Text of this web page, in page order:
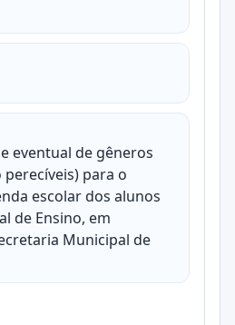
eventual de gêneros
para o
escolar dos alunos
de Ensino, em
Municipal de